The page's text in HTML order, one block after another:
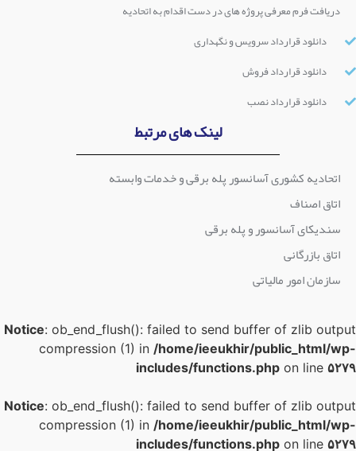
دریافت فرم معرفی پروژه های در دست اقدام به اتحادیه
دانلود قرارداد سرویس و نگهداری
دانلود قرارداد فروش
دانلود قرارداد نصب
لینک های مرتبط
اتحادیه کشوری آسانسور پله برقی و خدمات وابسته
اتاق اصناف
سندیکای آسانسور و پله برقی
اتاق بازرگانی
سازمان امور مالیاتی
Notice : ob_end_flush(): failed to send buffer of zlib
compression (1) in/home/ieeukhir/public_html/
includes/functions.phpon line
Notice : ob_end_flush(): failed to send buffer of zlib
compression (1) in/home/ieeukhir/public_html/
includes/functions.phpon line